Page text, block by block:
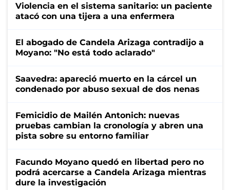
Violencia en el sistema sanitario: un paciente
atacó con una tijera a una enfermera
El abogado de Candela Arizaga contradijo a
Moyano: "No está todo aclarado"
Saavedra: apareció muerto en la cárcel un
condenado por abuso sexual de dos nenas
Femicidio de Mailén Antonich: nuevas
pruebas cambian la cronología y abren una
pista sobre su entorno familiar
Facundo Moyano quedó en libertad pero no
podrá acercarse a Candela Arizaga mientras
dure la investigación